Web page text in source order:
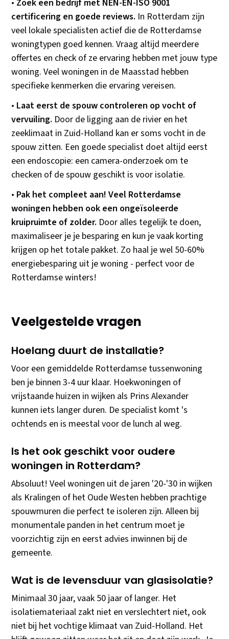
• Zoek een bedrijf met NEN-EN-ISO 9001
certificering en goede reviews. In Rotterdam zijn
veel lokale specialisten actief die de Rotterdamse
woningtypen goed kennen. Vraag altijd meerdere
offertes en check of ze ervaring hebben met jouw type
woning. Veel woningen in de Maasstad hebben
specifieke kenmerken die ervaring vereisen.
• Laat eerst de spouw controleren op vocht of
vervuiling. Door de ligging aan de rivier en het
zeeklimaat in Zuid-Holland kan er soms vocht in de
spouw zitten. Een goede specialist doet altijd eerst
een endoscopie: een camera-onderzoek om te
checken of de spouw geschikt is voor isolatie.
• Pak het compleet aan! Veel Rotterdamse
woningen hebben ook een ongeïsoleerde
kruipruimte of zolder. Door alles tegelijk te doen,
maximaliseer je je besparing en kun je vaak korting
krijgen op het totale pakket. Zo haal je wel 50-60%
energiebesparing uit je woning - perfect voor de
Rotterdamse winters!
Veelgestelde vragen
Hoelang duurt de installatie?
Voor een gemiddelde Rotterdamse tussenwoning
ben je binnen 3-4 uur klaar. Hoekwoningen of
vrijstaande huizen in wijken als Prins Alexander
kunnen iets langer duren. De specialist komt 's
ochtends en is meestal voor de lunch al weg.
Is het ook geschikt voor oudere
woningen in Rotterdam?
Absoluut! Veel woningen uit de jaren '20-'30 in wijken
als Kralingen of het Oude Westen hebben prachtige
spouwmuren die perfect te isoleren zijn. Alleen bij
monumentale panden in het centrum moet je
voorzichtig zijn en eerst advies inwinnen bij de
gemeente.
Wat is de levensduur van glasisolatie?
Minimaal 30 jaar, vaak 50 jaar of langer. Het
isolatiemateriaal zakt niet en verslechtert niet, ook
niet bij het vochtige klimaat van Zuid-Holland. Het